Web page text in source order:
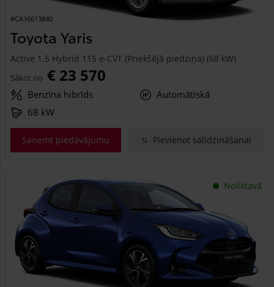
#CA16613840
Toyota Yaris
Active 1.5 Hybrid 115 e-CVT (Priekšējā piedziņa) (68 kW)
Sākot no € 23 570
Benzīna hibrīds
Automātiskā
68 kW
Saņemt piedāvājumu Pievienot salīdzināšanai
Noliktavā